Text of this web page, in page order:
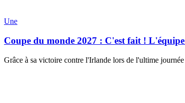
Une
Coupe du monde 2027 : C'est fait !
Grâce à sa victoire contre l'Irlande lors de l'ultime